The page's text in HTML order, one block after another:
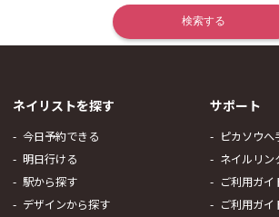
ネイリストを探す
今日予約できる
明日行ける
駅から探す
デザインから探す
サポート
ピカソウへ
ネイルリン
ご利用ガイ
ご利用ガイ